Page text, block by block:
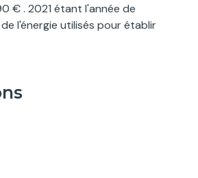
€ . 2021 étant l'année de
l'énergie utilisés pour établir